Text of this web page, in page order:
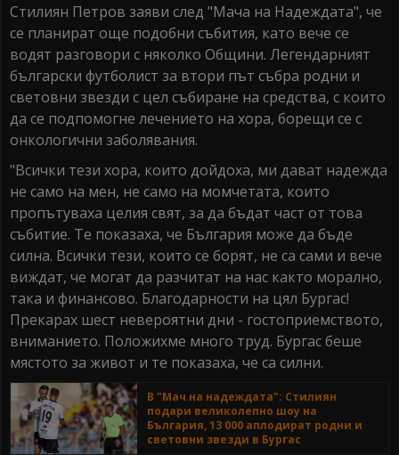
Стилиян Петров заяви след "Мача на Надеждата", че
се планират още подобни събития, като вече се
водят разговори с няколко Общини. Легендарният
български футболист за втори път събра родни и
световни звезди с цел събиране на средства, с които
да се подпомогне лечението на хора, борещи се с
онкологични заболявания.
"Всички тези хора, които дойдоха, ми дават надежда
не само на мен, не само на момчетата, които
пропътуваха целия свят, за да бъдат част от това
събитие. Те показаха, че България може да бъде
силна. Всички тези, които се борят, не са сами и вече
виждат, че могат да разчитат на нас както морално,
така и финансово. Благодарности на цял Бургас!
Прекарах шест невероятни дни - гостоприемството,
вниманието. Положихме много труд. Бургас беше
мястото за живот и те показаха, че са силни.
В "Мач на надеждата": Стилиян
подари великолепно шоу на
България, 13 000 аплодират родни и
световни звезди в Бургас